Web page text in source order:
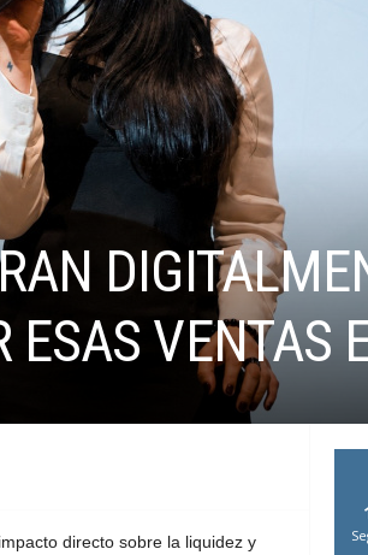
ESAS VENTAS
directo sobre la liquidez y